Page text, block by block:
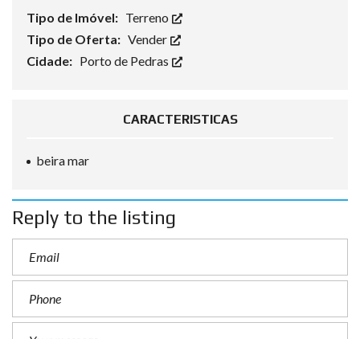
Tipo de Imóvel: Terreno
Tipo de Oferta: Vender
Cidade: Porto de Pedras
CARACTERISTICAS
beira mar
Reply to the listing